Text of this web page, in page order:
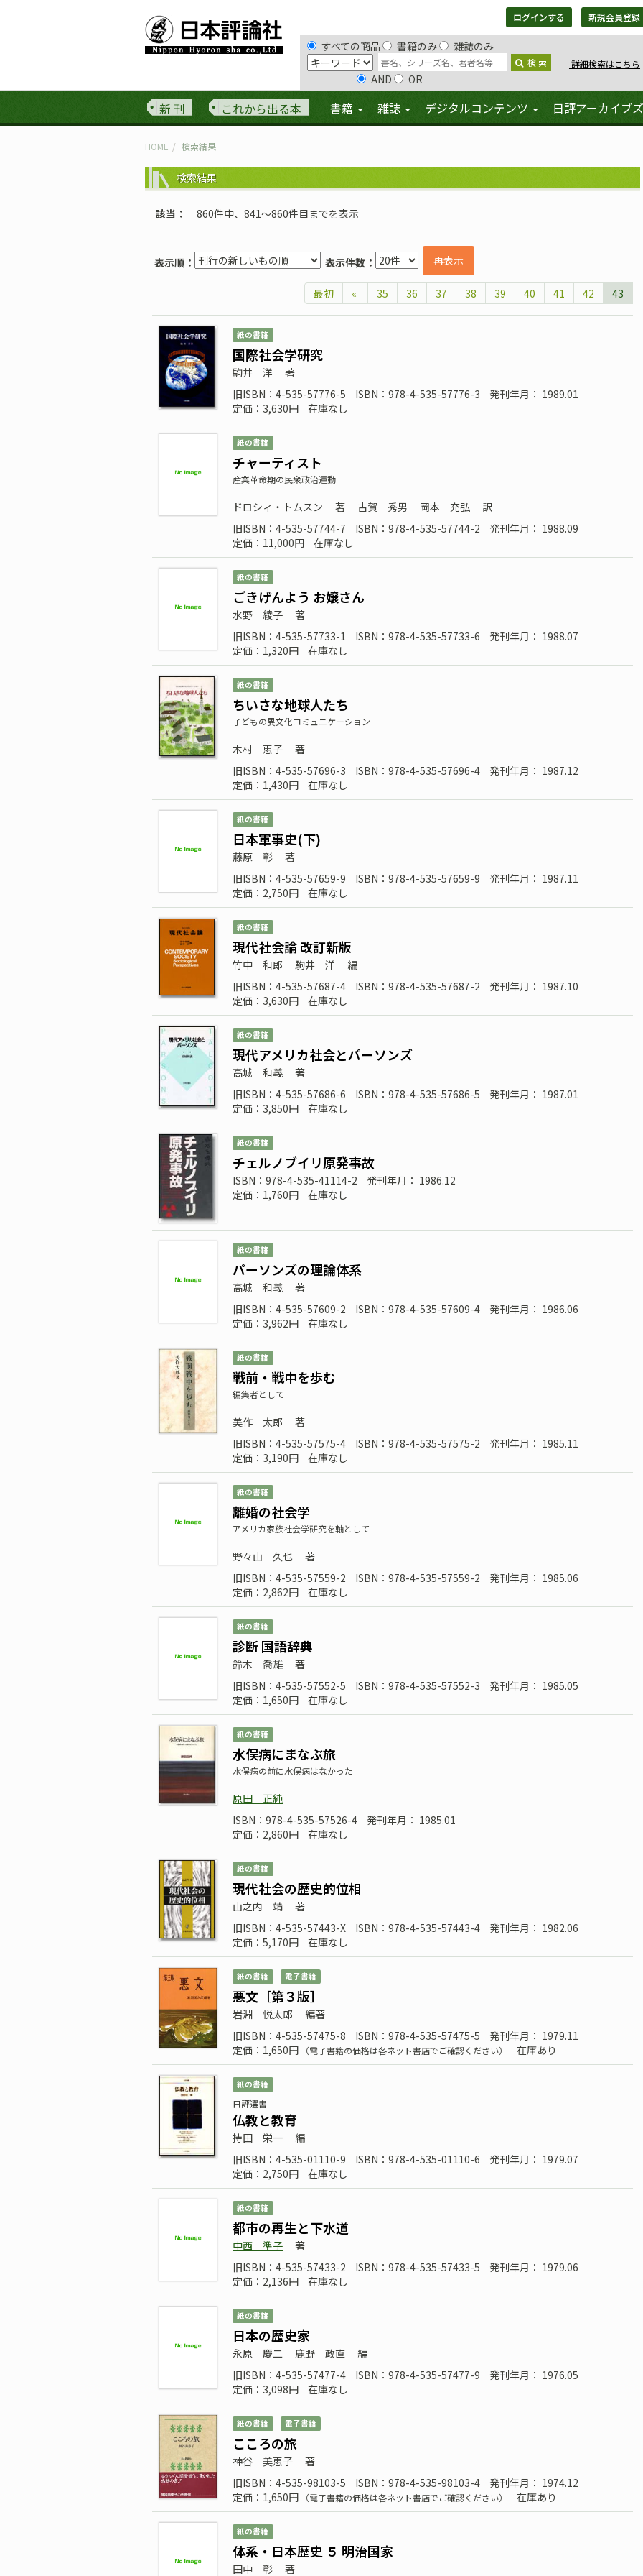
ログインする 新規会員登録
すべての商品 書籍のみ 雑誌のみ
検 索 詳細検索はこちら
AND OR
新 刊 これから出る本 書籍 雑誌 デジタルコンテンツ 日評アーカイブズ
HOME 検索結果
検索結果
該当 860件中、841〜860件目までを表示
表示順： 表示件数： 再表示
最初 « 35 36 37 38 39 40 41 42 43
紙の書籍
国際社会学研究
駒井 洋
著
旧ISBN：4-535-57776-5
ISBN：978-4-535-57776-3
発刊年月： 1989.01
定価：3,630円
在庫なし
紙の書籍
チャーティスト
産業革命期の民衆政治運動
ドロシィ・トムスン 著 古賀 秀男 岡本 充弘
訳
旧ISBN：4-535-57744-7
ISBN：978-4-535-57744-2
発刊年月： 1988.09
定価：11,000円
在庫なし
紙の書籍
ごきげんよう お嬢さん
水野 綾子
著
旧ISBN：4-535-57733-1
ISBN：978-4-535-57733-6
発刊年月： 1988.07
定価：1,320円
在庫なし
紙の書籍
ちいさな地球人たち
子どもの異文化コミュニケーション
木村 恵子
著
旧ISBN：4-535-57696-3
ISBN：978-4-535-57696-4
発刊年月： 1987.12
定価：1,430円
在庫なし
紙の書籍
日本軍事史(下)
藤原 彰
著
旧ISBN：4-535-57659-9
ISBN：978-4-535-57659-9
発刊年月： 1987.11
定価：2,750円
在庫なし
紙の書籍
現代社会論 改訂新版
竹中 和郎 駒井 洋
編
旧ISBN：4-535-57687-4
ISBN：978-4-535-57687-2
発刊年月： 1987.10
定価：3,630円
在庫なし
紙の書籍
現代アメリカ社会とパーソンズ
高城 和義
著
旧ISBN：4-535-57686-6
ISBN：978-4-535-57686-5
発刊年月： 1987.01
定価：3,850円
在庫なし
紙の書籍
チェルノブイリ原発事故
ISBN：978-4-535-41114-2
発刊年月： 1986.12
定価：1,760円
在庫なし
紙の書籍
パーソンズの理論体系
高城 和義
著
旧ISBN：4-535-57609-2
ISBN：978-4-535-57609-4
発刊年月： 1986.06
定価：3,962円
在庫なし
紙の書籍
戦前・戦中を歩む
編集者として
美作 太郎
著
旧ISBN：4-535-57575-4
ISBN：978-4-535-57575-2
発刊年月： 1985.11
定価：3,190円
在庫なし
紙の書籍
離婚の社会学
アメリカ家族社会学研究を軸として
野々山 久也
著
旧ISBN：4-535-57559-2
ISBN：978-4-535-57559-2
発刊年月： 1985.06
定価：2,862円
在庫なし
紙の書籍
診断 国語辞典
鈴木 喬雄
著
旧ISBN：4-535-57552-5
ISBN：978-4-535-57552-3
発刊年月： 1985.05
定価：1,650円
在庫なし
紙の書籍
水俣病にまなぶ旅
水俣病の前に水俣病はなかった
原田 正純
ISBN：978-4-535-57526-4
発刊年月： 1985.01
定価：2,860円
在庫なし
紙の書籍
現代社会の歴史的位相
山之内 靖
著
旧ISBN：4-535-57443-X
ISBN：978-4-535-57443-4
発刊年月： 1982.06
定価：5,170円
在庫なし
紙の書籍 電子書籍
悪文［第３版］
岩淵 悦太郎
編著
旧ISBN：4-535-57475-8
ISBN：978-4-535-57475-5
発刊年月： 1979.11
定価：1,650円
（電子書籍の価格は各ネット書店でご確認ください） 在庫あり
紙の書籍
日評選書
仏教と教育
持田 栄一
編
旧ISBN：4-535-01110-9
ISBN：978-4-535-01110-6
発刊年月： 1979.07
定価：2,750円
在庫なし
紙の書籍
都市の再生と下水道
中西 準子
著
旧ISBN：4-535-57433-2
ISBN：978-4-535-57433-5
発刊年月： 1979.06
定価：2,136円
在庫なし
紙の書籍
日本の歴史家
永原 慶二 鹿野 政直
編
旧ISBN：4-535-57477-4
ISBN：978-4-535-57477-9
発刊年月： 1976.05
定価：3,098円
在庫なし
紙の書籍 電子書籍
こころの旅
神谷 美恵子
著
旧ISBN：4-535-98103-5
ISBN：978-4-535-98103-4
発刊年月： 1974.12
定価：1,650円
（電子書籍の価格は各ネット書店でご確認ください） 在庫あり
紙の書籍
体系・日本歴史 ５ 明治国家
田中 彰 著